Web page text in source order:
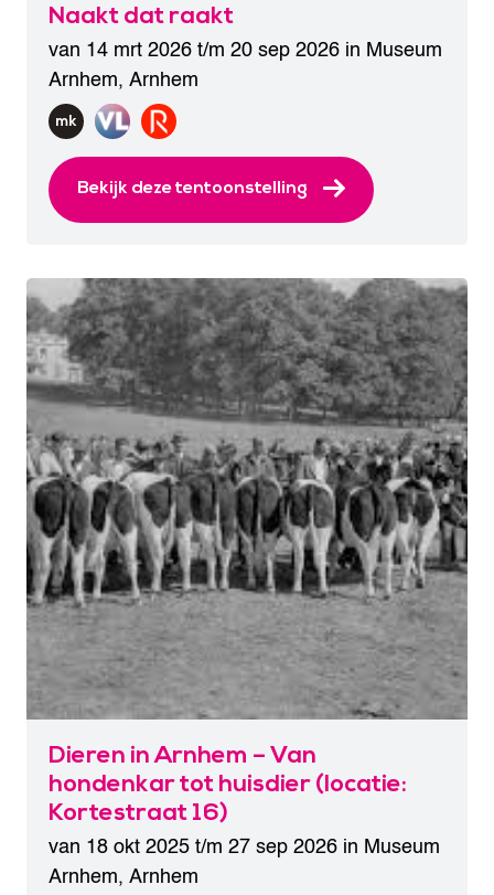
Naakt dat raakt
van 14 mrt 2026 t/m 20 sep 2026 in Museum
Arnhem, Arnhem
Bekijk deze tentoonstelling
Dieren in Arnhem – Van
hondenkar tot huisdier (locatie:
Kortestraat 16)
van 18 okt 2025 t/m 27 sep 2026 in Museum
Arnhem, Arnhem